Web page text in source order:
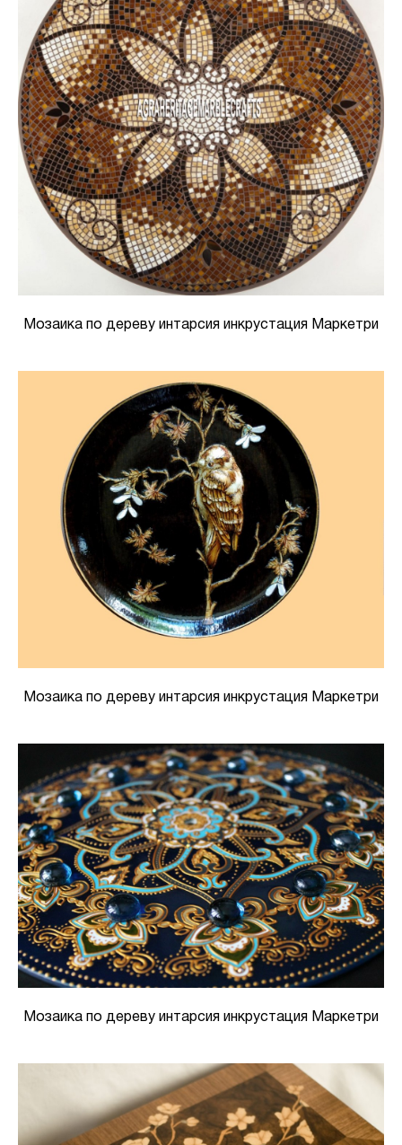
Мозаика по дереву интарсия инкрустация Маркетри
Мозаика по дереву интарсия инкрустация Маркетри
Мозаика по дереву интарсия инкрустация Маркетри